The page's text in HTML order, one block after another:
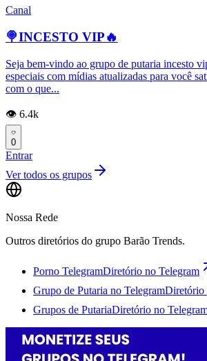
Canal
🍭INCESTO VIP🔥
Seja bem-vindo ao grupo de putaria incesto
especiais com mídias atualizadas para você
com o que...
👁️ 6.4k
0
Entrar
Ver todos os grupos
Nossa Rede
Outros diretórios do grupo Barão Trends.
Porno TelegramDiretório no Telegram
Grupo de Putaria no TelegramDiretório
Grupos de PutariaDiretório no